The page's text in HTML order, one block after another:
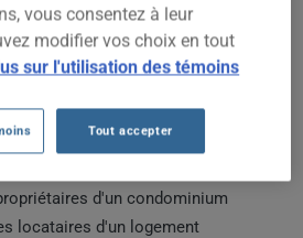
votre prime dépend de
de la propriété, le code postal
et votre historique d'assurance.
obtenues par les clients de
d'un condominium
locataires d'un logement
vous consentez à leur
modifier vos choix en tout
sur l'utilisation des témoins
Tout accepter